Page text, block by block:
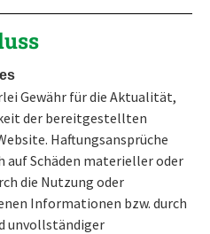
Gewähr für die Aktualität,
der bereitgestellten
Haftungsansprüche
auf Schäden materieller oder
die Nutzung oder
Informationen bzw. durch
unvollständiger